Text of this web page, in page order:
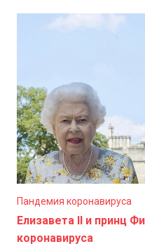
чрезвычайных
место направили 14
проверили каждый
Пандемия коронавируса
Елизавета II и принц
коронавируса